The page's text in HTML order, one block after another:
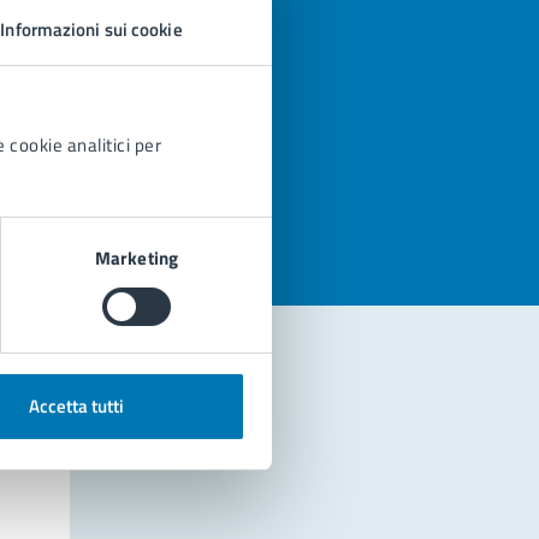
Informazioni sui cookie
cookie analitici per
Marketing
Accetta tutti